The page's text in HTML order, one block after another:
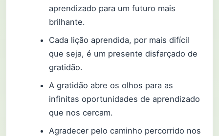
aprendizado para um futuro mais
brilhante.
Cada lição aprendida, por mais difícil
que seja, é um presente disfarçado de
gratidão.
A gratidão abre os olhos para as
infinitas oportunidades de aprendizado
que nos cercam.
Agradecer pelo caminho percorrido nos